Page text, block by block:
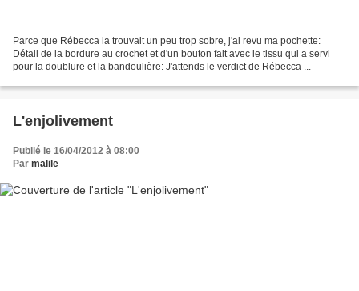
Parce que Rébecca la trouvait un peu trop sobre, j'ai revu ma pochette:
Détail de la bordure au crochet et d'un bouton fait avec le tissu qui a servi
pour la doublure et la bandoulière: J'attends le verdict de Rébecca ...
L'enjolivement
Publié le 16/04/2012 à 08:00
Par malile